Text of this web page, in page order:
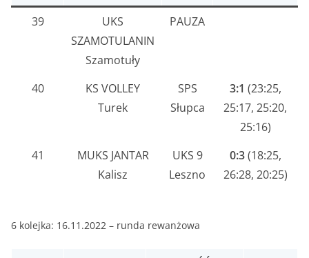
39
UKS
SZAMOTULANIN
Szamotuły
PAUZA
40
KS VOLLEY
Turek
SPS
Słupca
3:1 (23:25,
25:17, 25:20,
25:16)
41
MUKS JANTAR
Kalisz
UKS 9
Leszno
0:3(18:25,
26:28, 20:25)
6 kolejka: 16.11.2022 – runda rewanżowa